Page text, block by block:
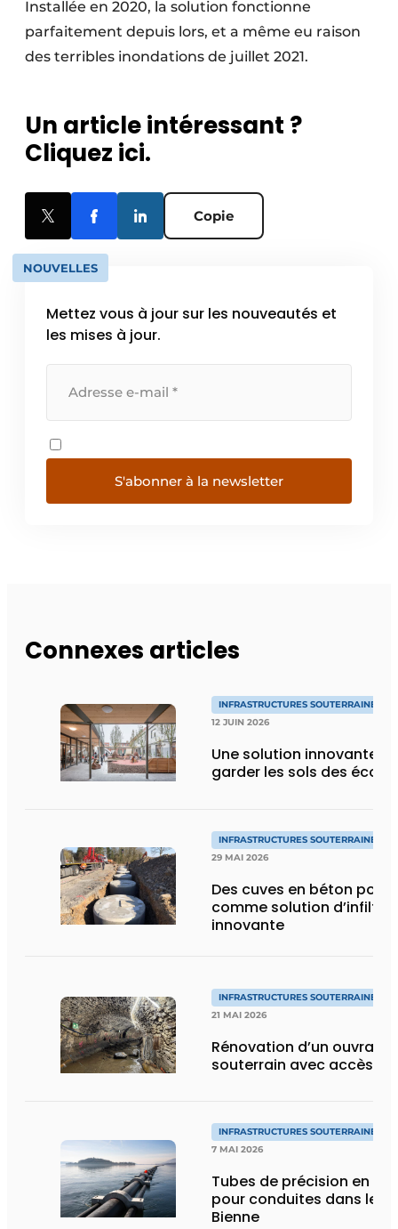
Installée en 2020, la solution fonctionne
parfaitement depuis lors, et a même eu raison
des terribles inondations de juillet 2021.
Un article intéressant ?
Cliquez ici.
Copie
NOUVELLES
Mettez vous à jour sur les nouveautés et
les mises à jour.
S'abonner à la newsletter
Connexes articles
INFRASTRUCTURES SOUTERRAINES
12 JUIN 2026
Une solution innovante
garder les sols des
INFRASTRUCTURES SOUTERRAINES
29 MAI 2026
Des cuves en béton
comme solution
innovante
INFRASTRUCTURES SOUTERRAINES
21 MAI 2026
Rénovation d’un ouvrage
souterrain avec accès
INFRASTRUCTURES SOUTERRAINES
7 MAI 2026
Tubes de précision en PE
pour conduites dans le
Bienne